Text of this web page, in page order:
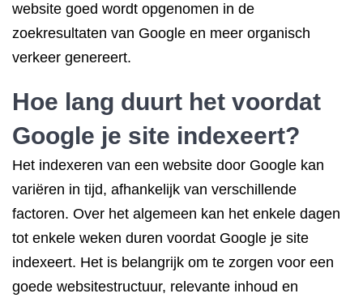
website goed wordt opgenomen in de
zoekresultaten van Google en meer organisch
verkeer genereert.
Hoe lang duurt het voordat
Google je site indexeert?
Het indexeren van een website door Google kan
variëren in tijd, afhankelijk van verschillende
factoren. Over het algemeen kan het enkele dagen
tot enkele weken duren voordat Google je site
indexeert. Het is belangrijk om te zorgen voor een
goede websitestructuur, relevante inhoud en